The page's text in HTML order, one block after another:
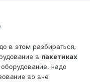
в этом разбираться,
в пакетиках
надо
во вне